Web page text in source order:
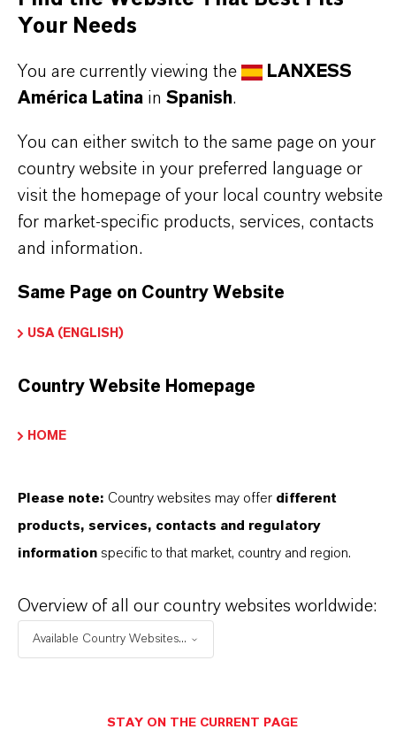
Las aplicaciones y usos aprobados varían
información actualizada, comuníquese con su
INFORMACIÓN SOBRE EL PRODUCTO
(Número CAS)
51-7
SINÓNIMOS DEL PRODUCTO
Your Needs
You are currently viewing the
LANXESS
América Latina in Spanish.
You can either switch to the same page on your
country website in your preferred language or
visit the homepage of your local country website
for market-specific products, services, contacts
and information.
Same Page on Country Website
USA (ENGLISH)
Country Website Homepage
HOME
Please note: Country websites may offer different
products, services, contacts and regulatory
information specific to that market, country and region.
Overview of all our country websites worldwide:
Available Country Websites...
STAY ON THE CURRENT PAGE